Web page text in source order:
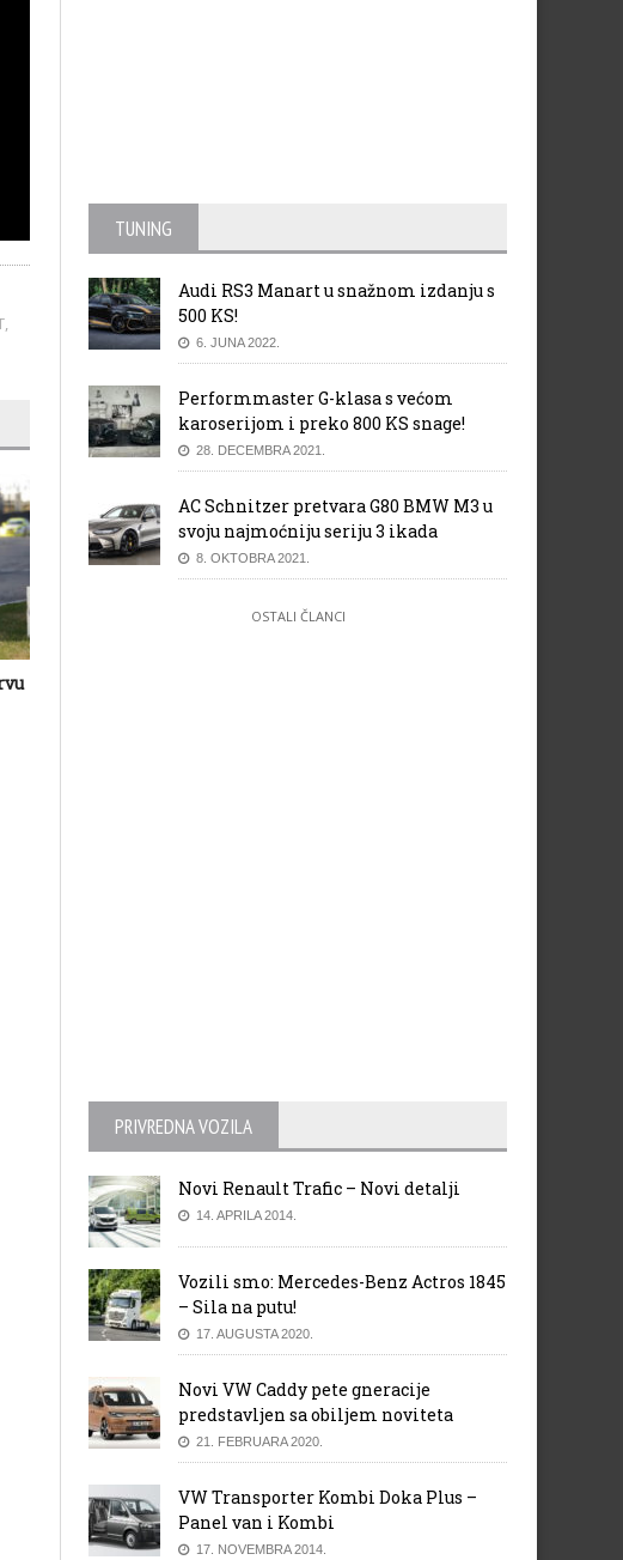
,
TUNING
Audi RS3 Manart u snažnom izdanju s
500 KS!
6. JUNA 2022.
Performmaster G-klasa s većom
karoserijom i preko 800 KS snage!
28. DECEMBRA 2021.
AC Schnitzer pretvara G80 BMW M3 u
svoju najmoćniju seriju 3 ikada
8. OKTOBRA 2021.
OSTALI ČLANCI
PRIVREDNA VOZILA
Novi Renault Trafic – Novi detalji
14. APRILA 2014.
Vozili smo: Mercedes-Benz Actros 1845
– Sila na putu!
17. AUGUSTA 2020.
Novi VW Caddy pete gneracije
predstavljen sa obiljem noviteta
21. FEBRUARA 2020.
VW Transporter Kombi Doka Plus –
Panel van i Kombi
17. NOVEMBRA 2014.